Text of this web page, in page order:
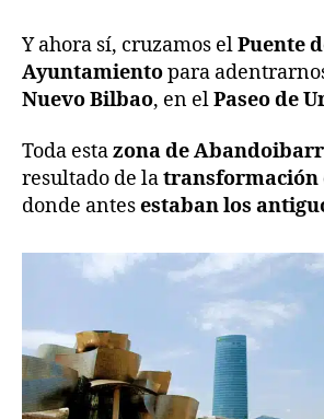
Y ahora sí, cruzamos elPuente
Ayuntamientopara
Nuevo Bilbao, en elPaseo de
Toda estazona de
resultado de latransformación
donde antesestaban los